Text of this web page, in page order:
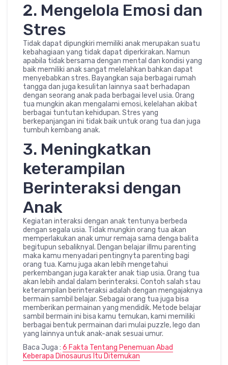
2. Mengelola Emosi dan
Stres
Tidak dapat dipungkiri memiliki anak merupakan suatu
kebahagiaan yang tidak dapat diperkirakan. Namun
apabila tidak bersama dengan mental dan kondisi yang
baik memiliki anak sangat melelahkan bahkan dapat
menyebabkan stres. Bayangkan saja berbagai rumah
tangga dan juga kesulitan lainnya saat berhadapan
dengan seorang anak pada berbagai level usia. Orang
tua mungkin akan mengalami emosi, kelelahan akibat
berbagai tuntutan kehidupan. Stres yang
berkepanjangan ini tidak baik untuk orang tua dan juga
tumbuh kembang anak.
3. Meningkatkan
keterampilan
Berinteraksi dengan
Anak
Kegiatan interaksi dengan anak tentunya berbeda
dengan segala usia. Tidak mungkin orang tua akan
memperlakukan anak umur remaja sama denga balita
begitupun sebaliknyal. Dengan belajar illmu parenting
maka kamu menyadari pentingnyta parenting bagi
orang tua. Kamu juga akan lebih mengetahui
perkembangan juga karakter anak tiap usia. Orang tua
akan lebih andal dalam berinteraksi. Contoh salah stau
keterampilan berinteraksi adalah dengan mengajaknya
bermain sambil belajar. Sebagai orang tua juga bisa
memberikan permainan yang mendidik. Metode belajar
sambil bermain ini bisa kamu temukan, kami memiliki
berbagai bentuk permainan dari mulai puzzle, lego dan
yang lainnya untuk anak-anak sesuai umur.
Baca Juga : 6 Fakta Tentang Penemuan Abad
Keberapa Dinosaurus Itu Ditemukan